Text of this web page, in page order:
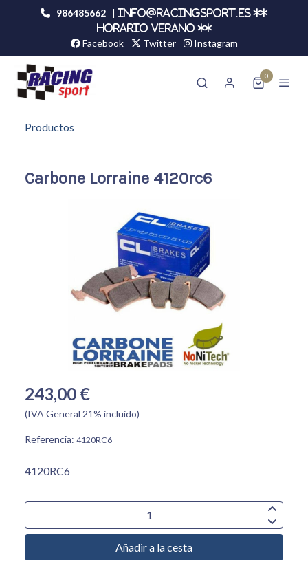
986485662 |
info@racingsport.es **
HORARIO VERANO **
Facebook Twitter Instagram
0
Productos
Carbone Lorraine 4120rc6
243,00 €
(IVA General 21% incluido)
Referencia: 4120RC6
4120RC6
Añadir a la cesta